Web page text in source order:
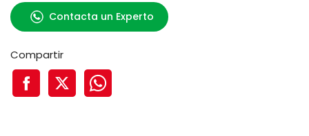
Contacta un Experto
Compartir